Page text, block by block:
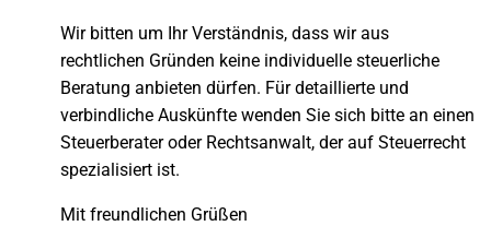
Wir bitten um Ihr Verständnis, dass wir aus
rechtlichen Gründen keine individuelle steuerliche
Beratung anbieten dürfen. Für detaillierte und
verbindliche Auskünfte wenden Sie sich bitte an einen
Steuerberater oder Rechtsanwalt, der auf Steuerrecht
spezialisiert ist.
Mit freundlichen Grüßen